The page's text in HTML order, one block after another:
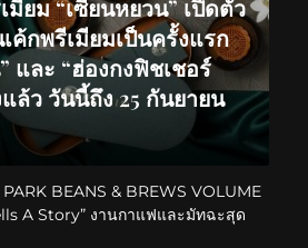
มียม “เซียนหยวน” เปิดตัว
ค้กพรีเมียมเป็นครั้งแรก
และ “ฮ่องกงฟิชเชอร์
ล้ว วันนี้ถึง 25 กันยายน
BEANS & BREWS VOLUME
A Story” งานกาแฟและมัทฉะสุด